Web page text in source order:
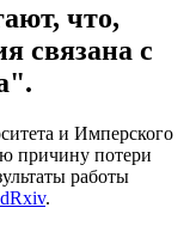
что,
связана с
и Имперского
причину потери
работы
.